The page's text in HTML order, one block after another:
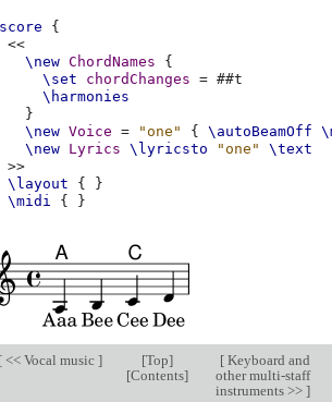
{
<<
\new ChordNames
{
\set
chordChanges = ##t
\harmonies
}
\new Voice = "one" { \autoBeamOff
\new Lyrics \lyricsto "one"
\text
>>
\layout
{
}
\midi
{
}
[<< Vocal music ] [Top]
[Contents]
[Keyboard and
other multi-staff
instruments >> ]